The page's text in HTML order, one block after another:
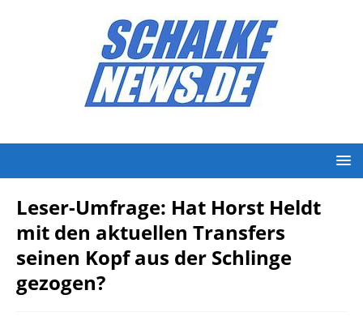
Leser-Umfrage: Hat Horst Heldt
mit den aktuellen Transfers
seinen Kopf aus der Schlinge
gezogen?